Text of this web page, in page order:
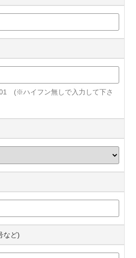
(※ハイフン無しで入力して下さ
など)